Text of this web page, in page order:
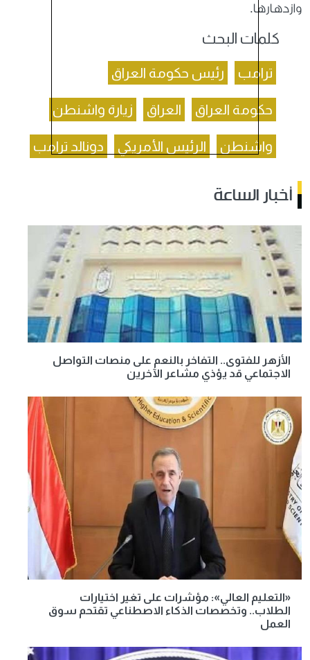
وازدهارها.
كلمات البحث
ترامب رئيس حكومة العراق
حكومة العراق العراق زيارة واشنطن
واشنطن الرئيس الأمريكي دونالد ترامب
أخبار الساعة
الأزهر للفتوى.. التفاخر بالنعم على منصات التواصل
الاجتماعي قد يؤذي مشاعر الآخرين
«التعليم العالي»: مؤشرات على تغير اختيارات
الطلاب.. وتخصصات الذكاء الاصطناعي تقتحم سوق
العمل